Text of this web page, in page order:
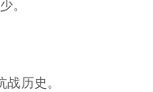
。
历史。